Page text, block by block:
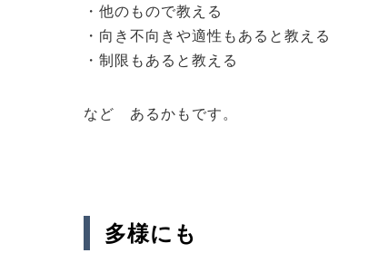
・他のもので教える
・向き不向きや適性もあると教える
・制限もあると教える
など あるかもです。
多様にも